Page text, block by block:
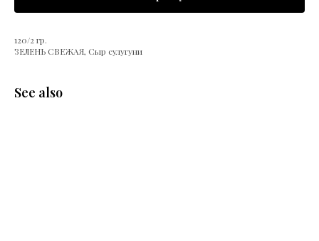
120/2 гр.
ЗЕЛЕНЬ СВЕЖАЯ, Сыр сулугуни
See also